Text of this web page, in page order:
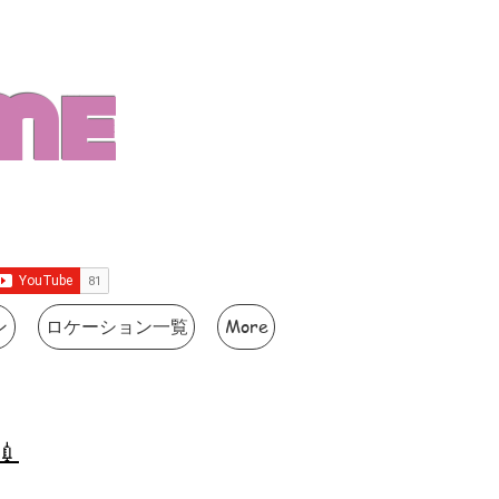
ロケーション一覧 More